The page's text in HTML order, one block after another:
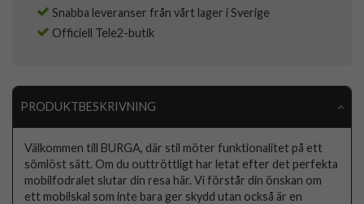
Snabba leveranser från vårt lager i Sverige
Officiell Tele2-butik
PRODUKTBESKRIVNING
Välkommen till BURGA, där stil möter funktionalitet på ett
sömlöst sätt. Om du outtröttligt har letat efter det perfekta
mobilfodralet slutar din resa här. Vi förstår din önskan om
ett mobilskal som inte bara ger skydd utan också är en